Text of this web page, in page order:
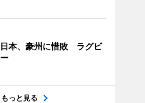
日本、豪州に惜敗 ラグビ
ー
もっと見る